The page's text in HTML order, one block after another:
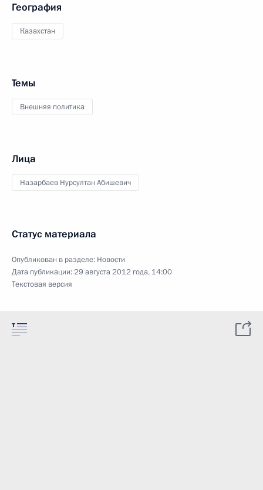
География
Казахстан
Темы
Внешняя политика
Лица
Назарбаев Нурсултан Абишевич
Статус материала
Опубликован в разделе: Новости
Дата публикации:29 августа 2012 года, 14:00
Текстовая версия